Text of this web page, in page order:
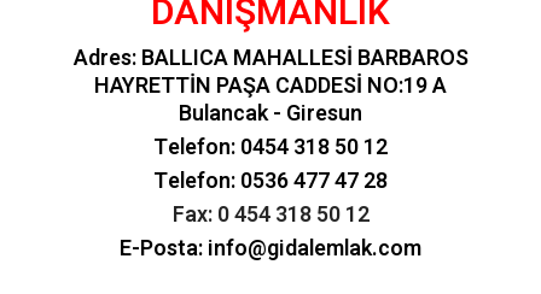
DANIŞMANLIK
Adres: BALLICA MAHALLESİ BARBAROS
HAYRETTİN PAŞA CADDESİ NO:19 A
Bulancak - Giresun
Telefon: 0454 318 50 12
Telefon: 0536 477 47 28
Fax: 0 454 318 50 12
E-Posta: info@gidalemlak.com